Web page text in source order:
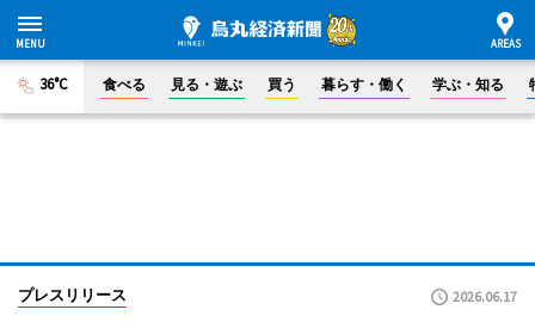
36°C 食べる 見る・遊ぶ 買う 暮らす・働く 学ぶ・知る
プレスリリース 2026.06.17